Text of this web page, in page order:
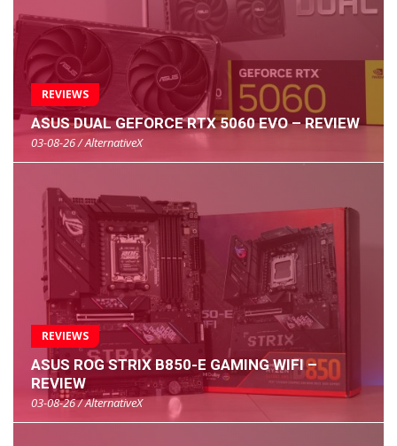
REVIEWS
ASUS DUAL GEFORCE RTX 5060 EVO – REVIEW
03-08-26 / AlternativeX
REVIEWS
ASUS ROG STRIX B850-E GAMING WIFI –
REVIEW
03-08-26 / AlternativeX